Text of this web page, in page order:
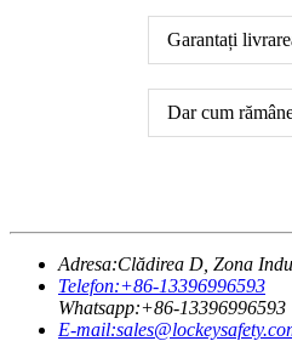
Garantați
Dar cum
Adresa:Clădirea D, Zona
Telefon:+86-13396996593
Whatsapp:+86-13396996593
E-mail: